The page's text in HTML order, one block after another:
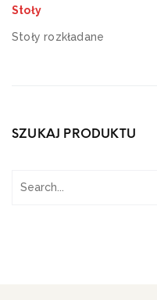
Stoły
Stoły rozkładane
SZUKAJ PRODUKTU